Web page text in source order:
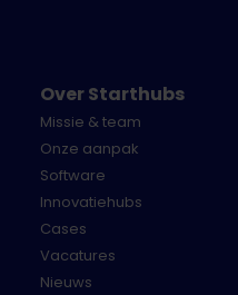
Over Starthubs
Missie & team
Onze aanpak
Software
Innovatiehubs
Cases
Vacatures
Nieuws